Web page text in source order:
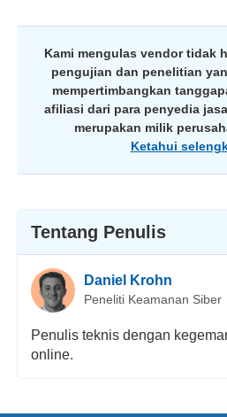
Kami mengulas vendor tidak
pengujian dan penelitian
mempertimbangkan
afiliasi dari para penyedia
merupakan milik
Ketahui
Tentang Penulis
Daniel Krohn
Peneliti Keamanan Siber
Penulis teknis dengan
online.